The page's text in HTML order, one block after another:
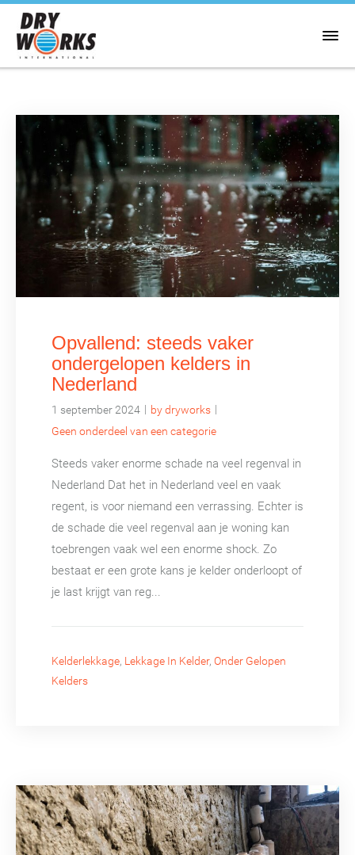
Opvallend: steeds vaker
ondergelopen kelders in
Nederland
1 september 2024 | by dryworks |
Geen onderdeel van een categorie
Steeds vaker enorme schade na veel regenval in
Nederland Dat het in Nederland veel en vaak
regent, is voor niemand een verrassing. Echter is
de schade die veel regenval aan je woning kan
toebrengen vaak wel een enorme shock. Zo
bestaat er een grote kans je kelder onderloopt of
je last krijgt van reg...
Kelderlekkage, Lekkage In Kelder, Onder Gelopen
Kelders